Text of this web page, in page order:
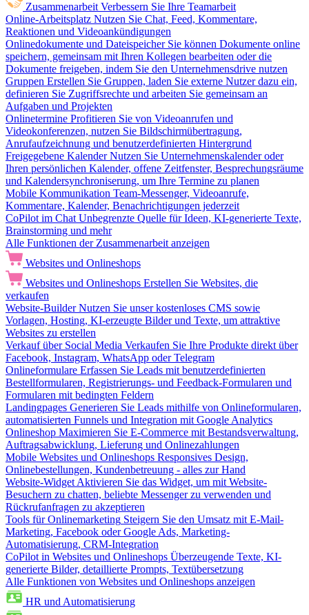
Zusammenarbeit Verbessern Sie Ihre Teamarbeit
Online-Arbeitsplatz Nutzen Sie Chat, Feed, Kommentare,
Reaktionen und Videoankündigungen
Onlinedokumente und Dateispeicher Sie können Dokumente online
speichern, gemeinsam mit Ihren Kollegen bearbeiten oder die
Dokumente freigeben, indem Sie den Unternehmensdrive nutzen
Gruppen Erstellen Sie Gruppen, laden Sie externe Nutzer dazu ein,
definieren Sie Zugriffsrechte und arbeiten Sie gemeinsam an
Aufgaben und Projekten
Onlinetermine Profitieren Sie von Videoanrufen und
Videokonferenzen, nutzen Sie Bildschirmübertragung,
Anrufaufzeichnung und benutzerdefinierten Hintergrund
Freigegebene Kalender Nutzen Sie Unternehmenskalender oder
Ihren persönlichen Kalender, offene Zeitfenster, Besprechungsräume
und Kalendersynchroniserung, um Ihre Termine zu planen
Mobile Kommunikation Team-Messenger, Videoanrufe,
Kommentare, Kalender, Benachrichtigungen jederzeit
CoPilot im Chat Unbegrenzte Quelle für Ideen, KI-generierte Texte,
Brainstorming und mehr
Alle Funktionen der Zusammenarbeit anzeigen
Websites und Onlineshops
Websites und Onlineshops Erstellen Sie Websites, die
verkaufen
Website-Builder Nutzen Sie unser kostenloses CMS sowie
Vorlagen, Hosting, KI-erzeugte Bilder und Texte, um attraktive
Websites zu erstellen
Verkauf über Social Media Verkaufen Sie Ihre Produkte direkt über
Facebook, Instagram, WhatsApp oder Telegram
Onlineformulare Erfassen Sie Leads mit benutzerdefinierten
Bestellformularen, Registrierungs- und Feedback-Formularen und
Formularen mit bedingten Feldern
Landingpages Generieren Sie Leads mithilfe von Onlineformularen,
automatisierten Funnels und Integration mit Google Analytics
Onlineshop Maximieren Sie E-Commerce mit Bestandsverwaltung,
Auftragsabwicklung, Lieferung und Onlinezahlungen
Mobile Websites und Onlineshops Responsives Design,
Onlinebestellungen, Kundenbetreuung - alles zur Hand
Website-Widget Aktivieren Sie das Widget, um mit Website-
Besuchern zu chatten, beliebte Messenger zu verwenden und
Rückrufanfragen zu akzeptieren
Tools für Onlinemarketing Steigern Sie den Umsatz mit E-Mail-
Marketing, Facebook oder Google Ads, Marketing-
Automatisierung, CRM-Integration
CoPilot in Websites und Onlineshops Überzeugende Texte, KI-
generierte Bilder, detaillierte Prompts, Textübersetzung
Alle Funktionen von Websites und Onlineshops anzeigen
HR und Automatisierung